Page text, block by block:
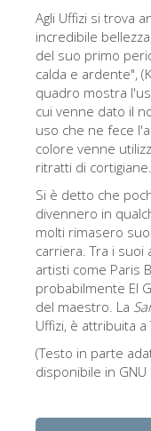
Agli Uffizi si trova
incredibile
del suo primo
calda e ardente",
quadro mostra
cui venne dato il
uso che ne fece
colore venne
ritratti di cortigiane.
Si è detto che
divennero in
molti rimasero
carriera. Tra i
artisti come Paris
probabilmente El
del maestro. La
Uffizi, è attribuita
(Testo in parte
disponibile in